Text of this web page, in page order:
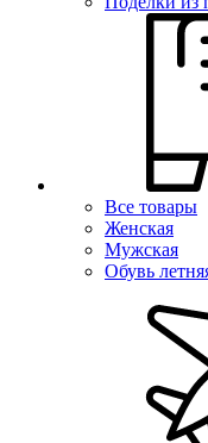
Все товары
Женская
Мужская
Обувь